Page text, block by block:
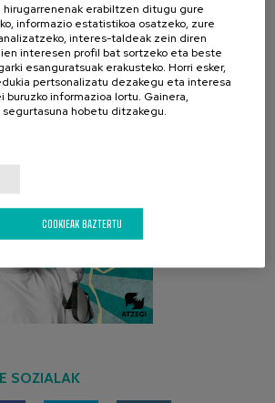
KANPAINA
SOZIALAK
hirugarrenenak erabiltzen ditugu gure
informazio estatistikoa osatzeko, zure
interes-taldeak zein diren
interesen profil bat sortzeko eta beste
esanguratsuak erakusteko. Horri esker,
pertsonalizatu dezakegu eta interesa
informazioa lortu. Gainera,
hobetu ditzakegu.
COOKIEAK BAZTERTU